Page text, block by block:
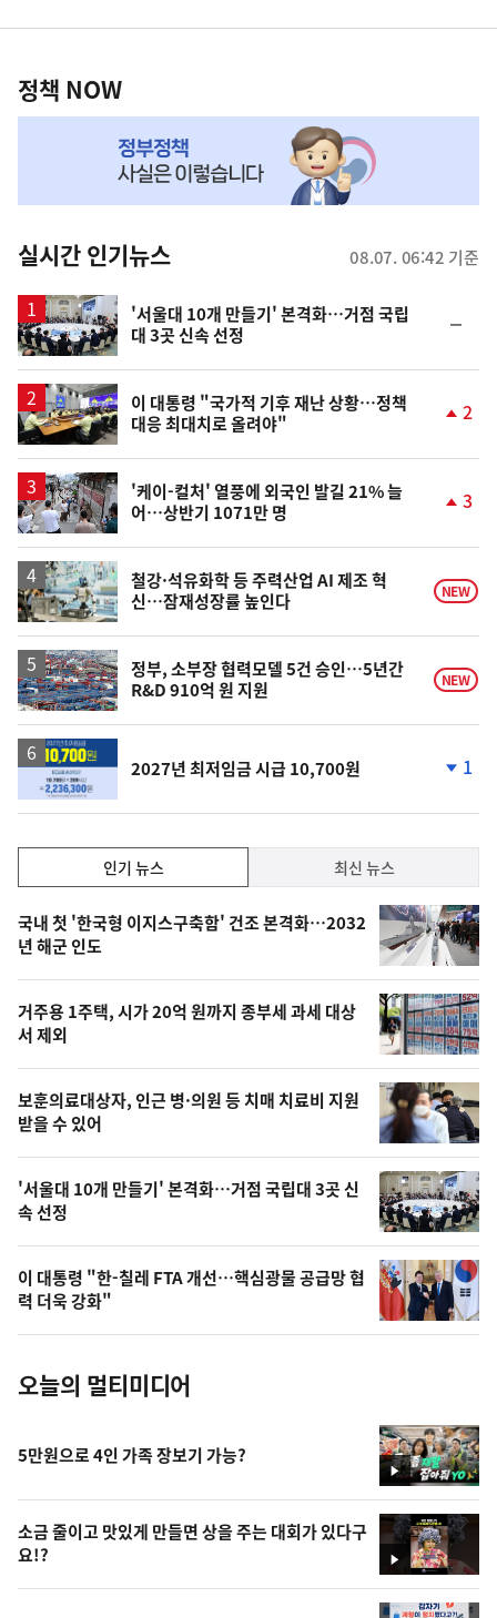
영
책
NOW,
뉴
스
정책 NOW
실시간 인기뉴스 08.07. 06:42 기준
'서울대 10개 만들기' 본격화…거점 국립
대 3곳 신속 선정
일
이 대통령 "국가적 기후 재난 상황…정책
대응 최대치로 올려야"
상
2
'케이-컬처' 열풍에 외국인 발길 21% 늘
어…상반기 1071만 명
상
승
3
철강·석유화학 등 주력산업 AI 제조 혁
신…잠재성장률 높인다
NEW
정부, 소부장 협력모델 5건 승인…5년간
R&D 910억 원 지원
NEW
2027년 최저임금 시급 10,700원
하
락
1
기,
최
신,
오
늘
의
영
상
오
늘
의
사
진
인기 뉴스 최신 뉴스
인
기
뉴
스
국내 첫 '한국형 이지스구축함' 건조 본격화…2032
년 해군 인도
거주용 1주택, 시가 20억 원까지 종부세 과세 대상
서 제외
보훈의료대상자, 인근 병·의원 등 치매 치료비 지원
받을 수 있어
'서울대 10개 만들기' 본격화…거점 국립대 3곳 신
속 선정
이 대통령 "한-칠레 FTA 개선…핵심광물 공급망 협
력 더욱 강화"
오늘의 멀티미디어
영
상
5만원으로 4인 가족 장보기 가능?
영
상
소금 줄이고 맛있게 만들면 상을 주는 대회가 있다구
요!?